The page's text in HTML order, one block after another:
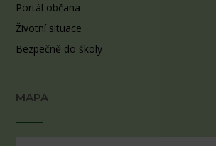
Portál občana
Životní situace
Bezpečně do školy
MAPA